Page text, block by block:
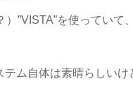
”VISTA”を使ってい
ム自体は素晴らしい